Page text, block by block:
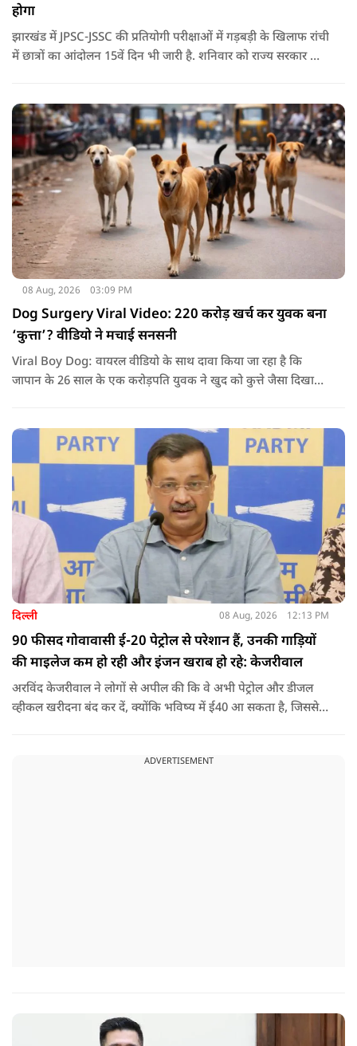
होगा
झारखंड में JPSC-JSSC की प्रतियोगी परीक्षाओं में गड़बड़ी के खिलाफ रांची
में छात्रों का आंदोलन 15वें दिन भी जारी है. शनिवार को राज्य सरकार और
08 Aug, 2026 03:09 PM
Dog Surgery Viral Video: 220 करोड़ खर्च कर युवक बना
‘कुत्ता’? वीडियो ने मचाई सनसनी
Viral Boy Dog: वायरल वीडियो के साथ दावा किया जा रहा है कि
जापान के 26 साल के एक करोड़पति युवक ने खुद को कुत्ते जैसा दिखाने
करवाईं और अब वह कुत्ते की तरह दिखने, चलने और रहने की कोशिश
करता है.
दिल्ली 08 Aug, 2026 12:13 PM
90 फीसद गोवावासी ई-20 पेट्रोल से परेशान हैं, उनकी गाड़ियों
की माइलेज कम हो रही और इंजन खराब हो रहे: केजरीवाल
अरविंद केजरीवाल ने लोगों से अपील की कि वे अभी पेट्रोल और डीजल
व्हीकल खरीदना बंद कर दें, क्योंकि भविष्य में ई40 आ सकता है, जिससे
ADVERTISEMENT